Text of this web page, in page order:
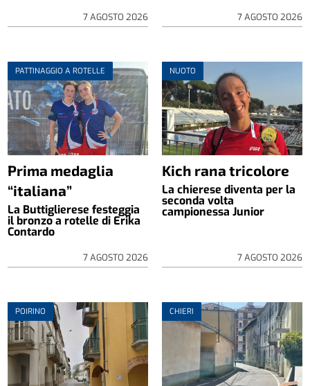
7 AGOSTO 2026 7 AGOSTO 2026
PATTINAGGIO A ROTELLE
Prima medaglia
“italiana”
La Buttiglierese festeggia
il bronzo a rotelle di Erika
Contardo
7 AGOSTO 2026
NUOTO
Kich rana tricolore
La chierese diventa per la
seconda volta
campionessa Junior
7 AGOSTO 2026
POIRINO CHIERI